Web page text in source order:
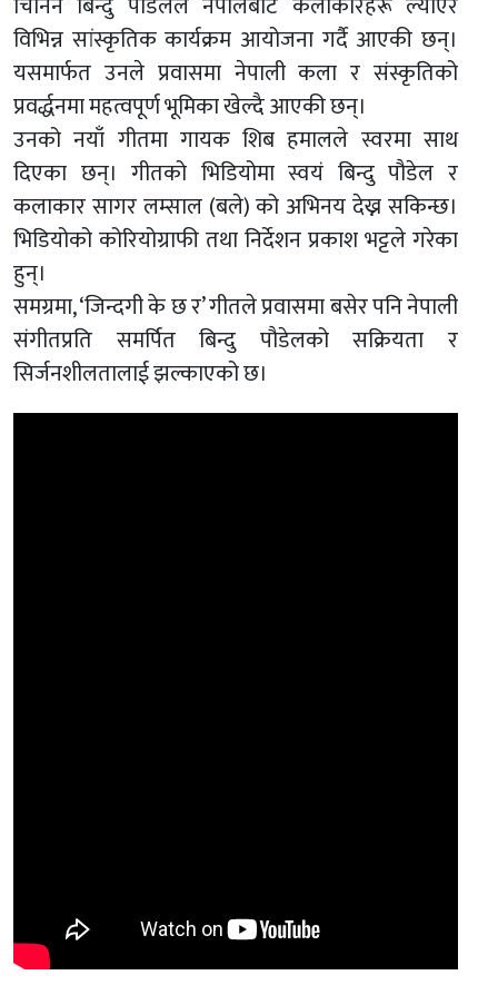
विभिन्न सांस्कृतिक कार्यक्रम आयोजना गर्दै आएकी छन्।
यसमार्फत उनले प्रवासमा नेपाली कला र संस्कृतिको
प्रवर्द्धनमा महत्वपूर्ण भूमिका खेल्दै आएकी छन्।
उनको नयाँ गीतमा गायक शिब हमालले स्वरमा साथ
दिएका छन्। गीतको भिडियोमा स्वयं बिन्दु पौडेल र
कलाकार सागर लम्साल (बले) को अभिनय देख्न सकिन्छ।
भिडियोको कोरियोग्राफी तथा निर्देशन प्रकाश भट्टले गरेका
हुन्।
समग्रमा, ‘जिन्दगी के छ र’ गीतले प्रवासमा बसेर पनि नेपाली
संगीतप्रति समर्पित बिन्दु पौडेलको सक्रियता र
सिर्जनशीलतालाई झल्काएको छ।